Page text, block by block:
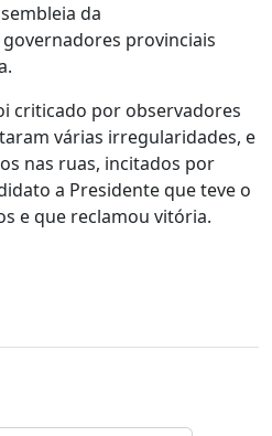
da
governadores provinciais
criticado por observadores
várias irregularidades, e
nas ruas, incitados por
a Presidente que teve o
e que reclamou vitória.